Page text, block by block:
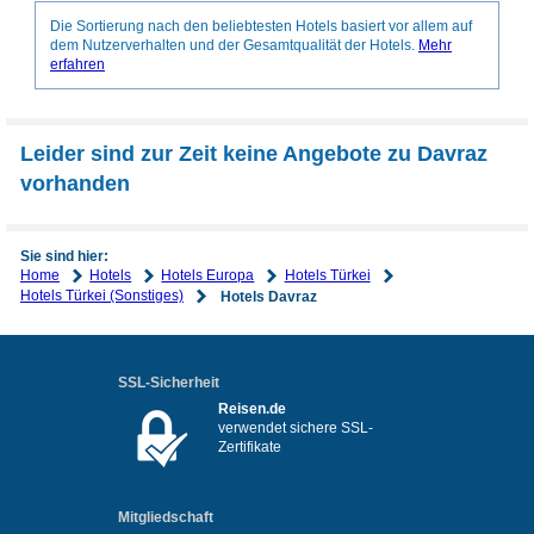
Die Sortierung nach den beliebtesten Hotels basiert vor allem auf
dem Nutzerverhalten und der Gesamtqualität der Hotels. Mehr
erfahren
Leider sind zur Zeit keine Angebote zu Davraz
vorhanden
Sie sind hier:
Home
Hotels Hotels Europa
Hotels Türkei
Hotels Türkei (Sonstiges)
Hotels Davraz
SSL-Sicherheit
Reisen.de
verwendet sichere SSL-
Zertifikate
Mitgliedschaft